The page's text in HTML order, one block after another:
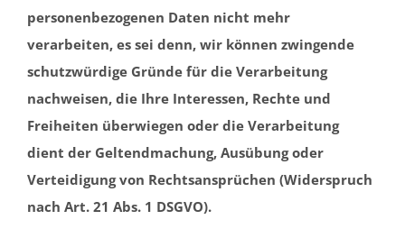
personenbezogenen Daten nicht mehr
verarbeiten, es sei denn, wir können zwingende
schutzwürdige Gründe für die Verarbeitung
nachweisen, die Ihre Interessen, Rechte und
Freiheiten überwiegen oder die Verarbeitung
dient der Geltendmachung, Ausübung oder
Verteidigung von Rechtsansprüchen (Widerspruch
nach Art. 21 Abs. 1 DSGVO).